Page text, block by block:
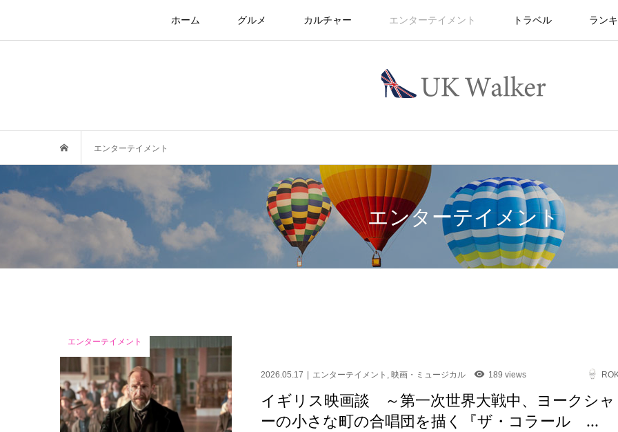
ホーム グルメ カルチャー エンターテイメント トラベル ラン
エンターテイメント
エンターテイメント
エンターテイメント
2026.05.17 エンターテイメント , 映画・ミュージカル 189 views
イギリス映画談 ～第一次世界大戦中、ヨークシャ
ーの小さな町の合唱団を描く『ザ・コラール ...